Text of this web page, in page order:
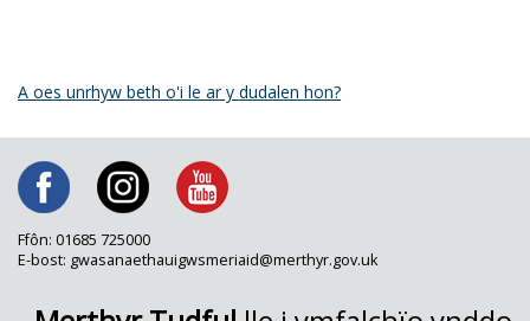
A oes unrhyw beth o'i le ar y dudalen hon?
Ffôn: 01685 725000
E-bost: gwasanaethauigwsmeriaid@merthyr.gov.uk